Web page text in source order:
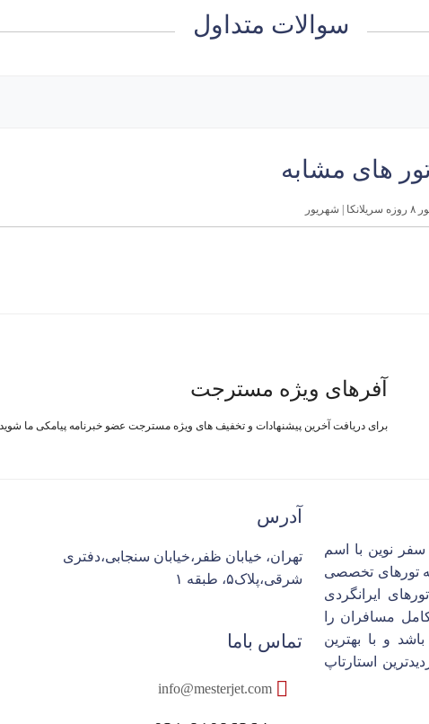
سوالات متداول
های مشابه
| شهریور
آفرهای ویژه مسترجت
برای دریافت آخرین پیشنهادات و تخفیف های ویژه مسترجت عضو خبرنامه پیامکی ما شوید.
نوین با اسم
از 7 سال سابقه تورهای تخصصی
ایرانگردی
مسافران را
و با بهترین
استارتاپ
آدرس
تهران، خیابان ظفر،خیابان سنجابی،دفتری
شرقی،پلاک۵، طبقه ۱
تماس باما